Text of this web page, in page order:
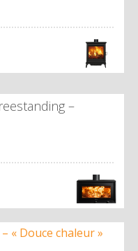
–